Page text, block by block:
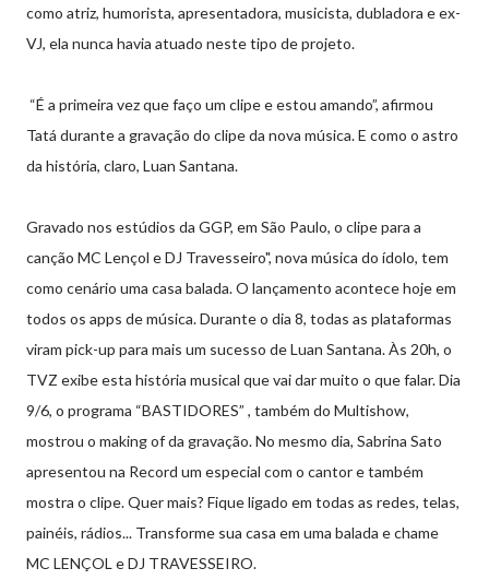
como atriz, humorista, apresentadora, musicista, dubladora e ex-
VJ, ela nunca havia atuado neste tipo de projeto.
“É a primeira vez que faço um clipe e estou amando”, afirmou
Tatá durante a gravação do clipe da nova música. E como o astro
da história, claro, Luan Santana.
Gravado nos estúdios da GGP, em São Paulo, o clipe para a
canção MC Lençol e DJ Travesseiro", nova música do ídolo, tem
como cenário uma casa balada. O lançamento acontece hoje em
todos os apps de música. Durante o dia 8, todas as plataformas
viram pick-up para mais um sucesso de Luan Santana. Às 20h, o
TVZ exibe esta história musical que vai dar muito o que falar. Dia
9/6, o programa “BASTIDORES” , também do Multishow,
mostrou o making of da gravação. No mesmo dia, Sabrina Sato
apresentou na Record um especial com o cantor e também
mostra o clipe. Quer mais? Fique ligado em todas as redes, telas,
painéis, rádios... Transforme sua casa em uma balada e chame
MC LENÇOL e DJ TRAVESSEIRO.